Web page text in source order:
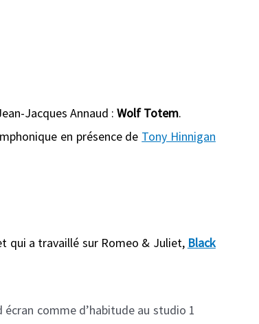
Jacques Annaud : Wolf Totem.
en présence de Tony Hinnigan
qui a travaillé sur Romeo & Juliet, Black
comme d’habitude au studio 1